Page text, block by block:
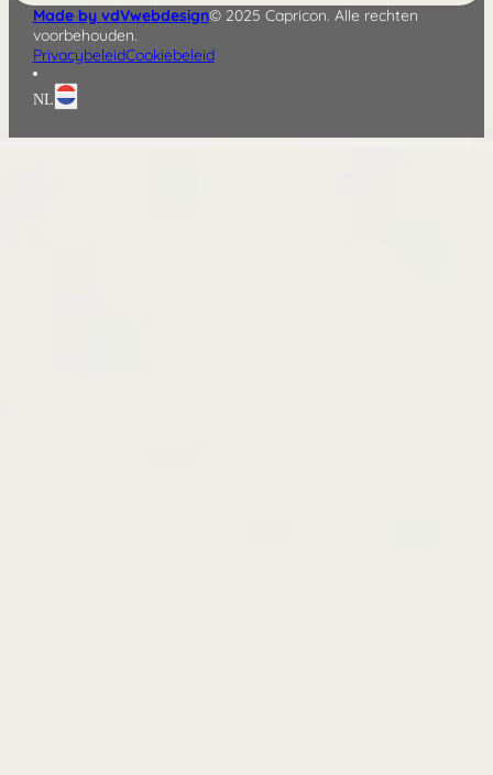
Made by vdVwebdesign© 2025 Capricon. Alle rechten
voorbehouden.
PrivacybeleidCookiebeleid
NL